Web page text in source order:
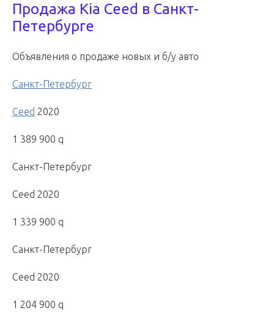
Продажа Kia Ceed в Санкт-
Петербурге
Объявления о продаже новых и б/у авто
Санкт-Петербург
Ceed 2020
1 389 900 q
Санкт-Петербург
Ceed 2020
1 339 900 q
Санкт-Петербург
Ceed 2020
1 204 900 q